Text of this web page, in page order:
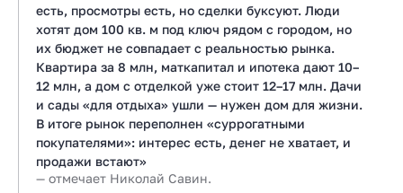
есть, просмотры есть, но сделки буксуют. Люди
хотят дом 100 кв. м под ключ рядом с городом, но
их бюджет не совпадает с реальностью рынка.
Квартира за 8 млн, маткапитал и ипотека дают 10–
12 млн, а дом с отделкой уже стоит 12–17 млн. Дачи
и сады «для отдыха» ушли — нужен дом для жизни.
В итоге рынок переполнен «суррогатными
покупателями»: интерес есть, денег не хватает, и
продажи встают»
— отмечает Николай Савин.